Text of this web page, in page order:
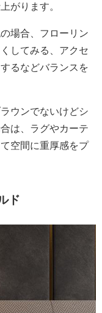
がります。
場合、フローリン
してみる、アクセ
るなどバランスを
ウンでないけどシ
は、ラグやカーテ
空間に重厚感をプ
ド